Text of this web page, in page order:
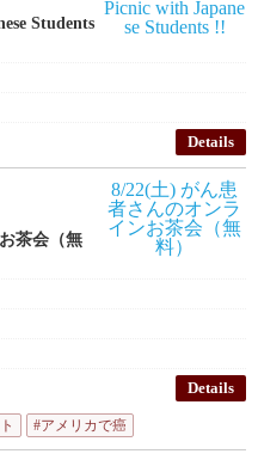
Students
Details
茶会（無
Details
#アメリカで癌